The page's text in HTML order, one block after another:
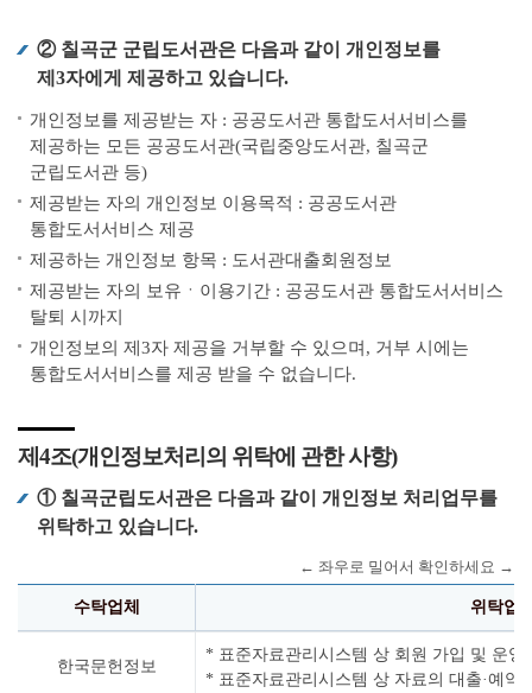
② 칠곡군 군립도서관은 다음과 같이 개인정보를
제3자에게 제공하고 있습니다.
개인정보를 제공받는 자 : 공공도서관 통합도서서비스를
제공하는 모든 공공도서관(국립중앙도서관, 칠곡군
군립도서관 등)
제공받는 자의 개인정보 이용목적 : 공공도서관
통합도서서비스 제공
제공하는 개인정보 항목 : 도서관대출회원정보
제공받는 자의 보유ㆍ이용기간 : 공공도서관 통합도서서비스
탈퇴 시까지
개인정보의 제3자 제공을 거부할 수 있으며, 거부 시에는
통합도서서비스를 제공 받을 수 없습니다.
제4조(개인정보처리의 위탁에 관한 사항)
① 칠곡군립도서관은 다음과 같이 개인정보 처리업무를
위탁하고 있습니다.
수탁업체 위탁업
한국문헌정보
* 표준자료관리시스템 상 회원 가입 및 운영
* 표준자료관리시스템 상 자료의 대출·예약